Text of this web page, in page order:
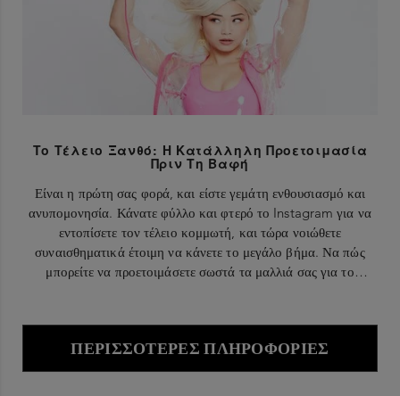
Το Τέλειο Ξανθό: Η Κατάλληλη Προετοιμασία
Πριν Τη Βαφή
Είναι η πρώτη σας φορά, και είστε γεμάτη ενθουσιασμό και
ανυπομονησία. Κάνατε φύλλο και φτερό το Instagram για να
εντοπίσετε τον τέλειο κομμωτή, και τώρα νοιώθετε
συναισθηματικά έτοιμη να κάνετε το μεγάλο βήμα. Να πώς
μπορείτε να προετοιμάσετε σωστά τα μαλλιά σας για το
ΠΕΡΙΣΣΌΤΕΡΕΣ ΠΛΗΡΟΦΟΡΊΕΣ